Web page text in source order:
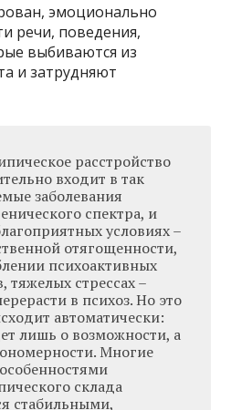
эмоционально
речи, поведения,
выбиваются из
и затрудняют
расстройство
входит в так
заболевания
спектра, и
условиях –
отягощенности,
психоактивных
тяжелых стрессах –
в психоз. Но это
автоматически:
лишь о возможности, а
Многие
склада
стабильными,